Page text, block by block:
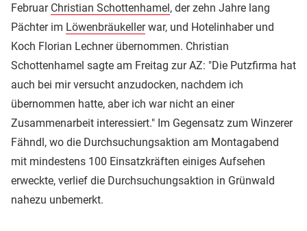
Februar Christian Schottenhamel, der zehn Jahre lang
Pächter im Löwenbräukellerwar, und Hotelinhaber und
Koch Florian Lechner übernommen. Christian
Schottenhamel sagte am Freitag zur AZ: "Die Putzfirma hat
auch bei mir versucht anzudocken, nachdem ich
übernommen hatte, aber ich war nicht an einer
Zusammenarbeit interessiert." Im Gegensatz zum Winzerer
Fähndl, wo die Durchsuchungsaktion am Montagabend
mit mindestens 100 Einsatzkräften einiges Aufsehen
erweckte, verlief die Durchsuchungsaktion in Grünwald
nahezu unbemerkt.